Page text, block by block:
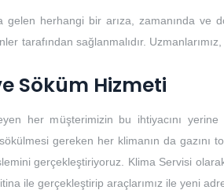
gelen herhangi bir arıza, zamanında ve
tarafından sağlanmalıdır.
Söküm Hizmeti
her müşterimizin bu ihtiyacını
gereken her klimanın da gazını
gerçekleştiriyoruz. Klima Servisi
ile gerçekleştirip araçlarımız ile yeni